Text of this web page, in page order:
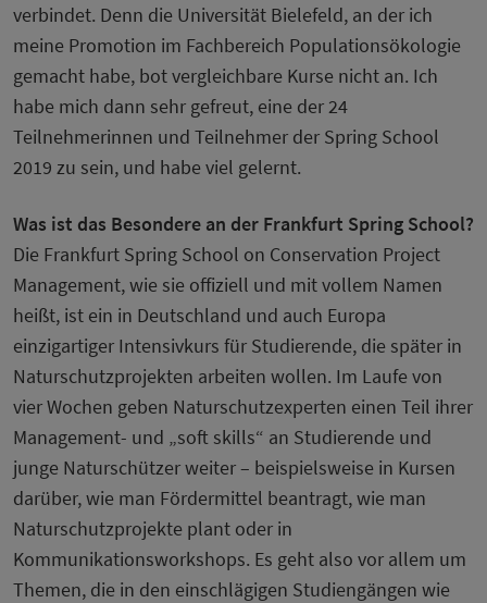
verbindet. Denn die Universität Bielefeld, an der ich
meine Promotion im Fachbereich Populationsökologie
gemacht habe, bot vergleichbare Kurse nicht an. Ich
habe mich dann sehr gefreut, eine der 24
Teilnehmerinnen und Teilnehmer der Spring School
2019 zu sein, und habe viel gelernt.
Was ist das Besondere an der Frankfurt Spring School?
Die Frankfurt Spring School on Conservation Project
Management, wie sie offiziell und mit vollem Namen
heißt, ist ein in Deutschland und auch Europa
einzigartiger Intensivkurs für Studierende, die später in
Naturschutzprojekten arbeiten wollen. Im Laufe von
vier Wochen geben Naturschutzexperten einen Teil ihrer
Management- und „soft skills“ an Studierende und
junge Naturschützer weiter – beispielsweise in Kursen
darüber, wie man Fördermittel beantragt, wie man
Naturschutzprojekte plant oder in
Kommunikationsworkshops. Es geht also vor allem um
Themen, die in den einschlägigen Studiengängen wie